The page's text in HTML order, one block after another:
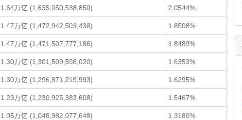
1.64万亿 (1,635,050,538,850) 2.0544%
1.47万亿 (1,472,942,503,438) 1.8508%
1.47万亿 (1,471,507,777,186) 1.8489%
1.30万亿 (1,301,509,598,020) 1.6353%
1.30万亿 (1,296,871,219,993) 1.6295%
1.23万亿 (1,230,925,383,608) 1.5467%
1.05万亿 (1,048,982,077,648) 1.3180%